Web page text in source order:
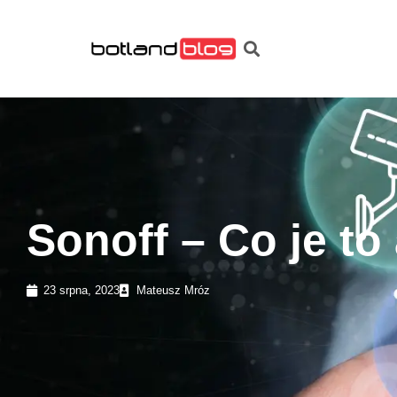
Sonoff – Co je
23 srpna, 2023 Mateusz Mróz